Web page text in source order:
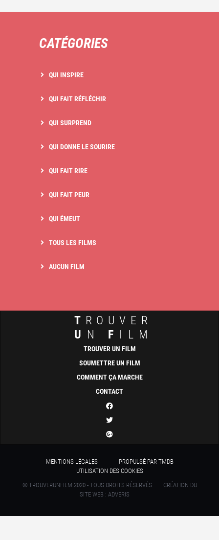
CATÉGORIES
QUI INSPIRE
QUI FAIT RÉFLÉCHIR
QUI SURPREND
QUI DONNE LE SOURIRE
QUI FAIT RIRE
QUI FAIT PEUR
QUI ÉMEUT
TOUS LES FILMS
AUCUN FILM
T ROUVER
U N F ILM
TROUVER UN FILM
SOUMETTRE UN FILM
COMMENT ÇA MARCHE
CONTACT
MENTIONS LÉGALES
PROPULSÉ PAR TMDB
UTILISATION DES COOKIES
© TROUVERUNFILM 2020 - TOUS DROITS RÉSERVÉS
CRÉATION DU
SITE WEB : ADVERIS